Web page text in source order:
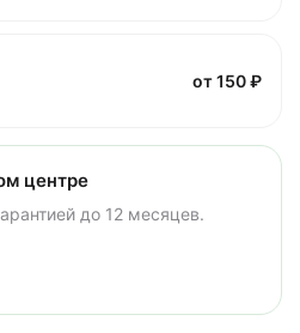
от 150 ₽
центре
до 12 месяцев.